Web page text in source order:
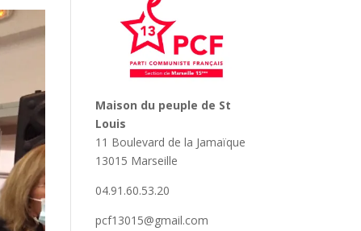
Maison du peuple de St
Louis
11 Boulevard de la Jamaïque
13015 Marseille
04.91.60.53.20
pcf13015@gmail.com